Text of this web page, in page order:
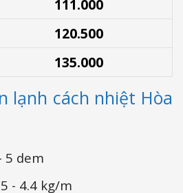
111.000
120.500
135.000
lạnh cách nhiệt Hòa
5 dem
- 4.4 kg/m